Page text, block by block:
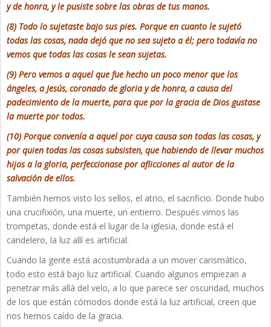
y de honra, y le pusiste sobre las obras de tus manos.
(8) Todo lo sujetaste bajo sus pies. Porque en cuanto le sujetó
todas las cosas, nada dejó que no sea sujeto a él; pero todavía no
vemos que todas las cosas le sean sujetas.
(9) Pero vemos a aquel que fue hecho un poco menor que los
ángeles, a Jesús, coronado de gloria y de honra, a causa del
padecimiento de la muerte, para que por la gracia de Dios gustase
la muerte por todos.
(10) Porque convenía a aquel por cuya causa son todas las cosas, y
por quien todas las cosas subsisten, que habiendo de llevar muchos
hijos a la gloria, perfeccionase por aflicciones al autor de la
salvación de ellos.
También hemos visto los sellos, el atrio, el sacrificio. Donde hubo
una crucifixión, una muerte, un entierro. Después vimos las
trompetas, donde está el lugar de la iglesia, donde está el
candelero, la luz allí es artificial.
Cuando la gente está acostumbrada a un mover carismático,
todo esto está bajo luz artificial. Cuando algunos empiezan a
penetrar más allá del velo, a lo que parece ser oscuridad, muchos
de los que están cómodos donde está la luz artificial, creen que
nos hemos caído de la gracia.